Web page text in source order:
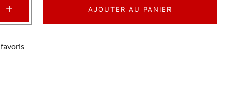
+ AJOUTER AU PANIER